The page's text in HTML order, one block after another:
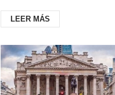
caso de dudas, pueden
consultar ...
LEER MÁS